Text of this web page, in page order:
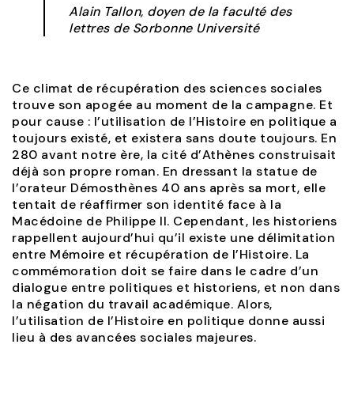
Alain Tallon, doyen de la faculté des
lettres de Sorbonne Université
Ce climat de récupération des sciences sociales
trouve son apogée au moment de la campagne. Et
pour cause : l’utilisation de l’Histoire en politique a
toujours existé, et existera sans doute toujours. En
280 avant notre ère, la cité d’Athènes construisait
déjà son propre roman. En dressant la statue de
l’orateur Démosthènes 40 ans après sa mort, elle
tentait de réaffirmer son identité face à la
Macédoine de Philippe II. Cependant, les historiens
rappellent aujourd’hui qu’il existe une délimitation
entre Mémoire et récupération de l’Histoire. La
commémoration doit se faire dans le cadre d’un
dialogue entre politiques et historiens, et non dans
la négation du travail académique. Alors,
l’utilisation de l’Histoire en politique donne aussi
lieu à des avancées sociales majeures.